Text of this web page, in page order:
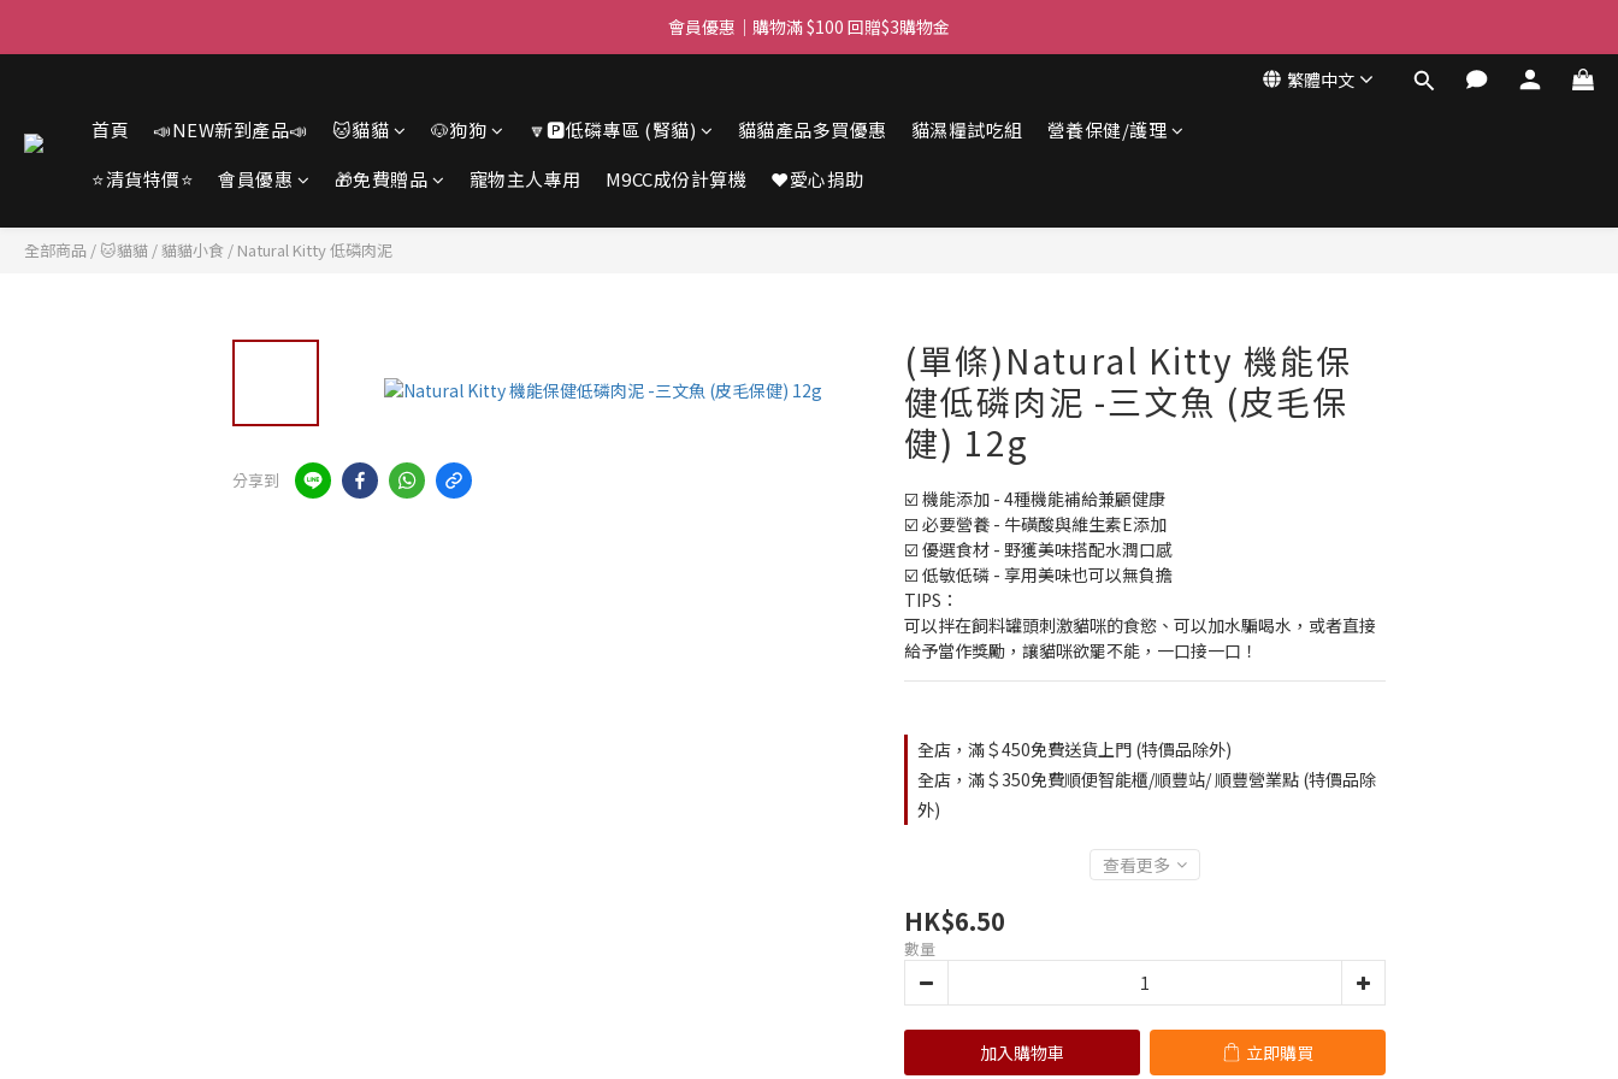
滿$450免費送貨上門 I 滿$350免運 順豐自取
會員優惠｜購物滿 $100 回贈$3購物金
繁體中文
首頁 📣NEW新到產品📣 🐱貓貓 🐶狗狗 🔽🅿️低磷專區 (腎貓) 貓貓產品多買優惠 貓濕糧試吃組
營養保健/護理
⭐清貨特價⭐
會員優惠 🎁免費贈品 寵物主人專用 M9CC成份計算機 ❤️愛心捐助
全部商品 / 🐱貓貓 /貓貓小食 / Natural Kitty 低磷肉泥
分享到
(單條)Natural Kitty 機能保
健低磷肉泥 -三文魚 (皮毛保
健) 12g
☑️ 機能添加 - 4種機能補給兼顧健康
☑️ 必要營養 - 牛磺酸與維生素E添加
☑️ 優選食材 - 野獲美味搭配水潤口感
☑️ 低敏低磷 - 享用美味也可以無負擔
TIPS：
可以拌在飼料罐頭刺激貓咪的食慾、可以加水騙喝水，或者直接
給予當作獎勵，讓貓咪欲罷不能，一口接一口！
全店，滿＄450免費送貨上門 (特價品除外)
全店，滿＄350免費順便智能櫃/順豐站/ 順豐營業點 (特價品除
外)
查看更多
HK$6.50
數量
加入購物車 立即購買